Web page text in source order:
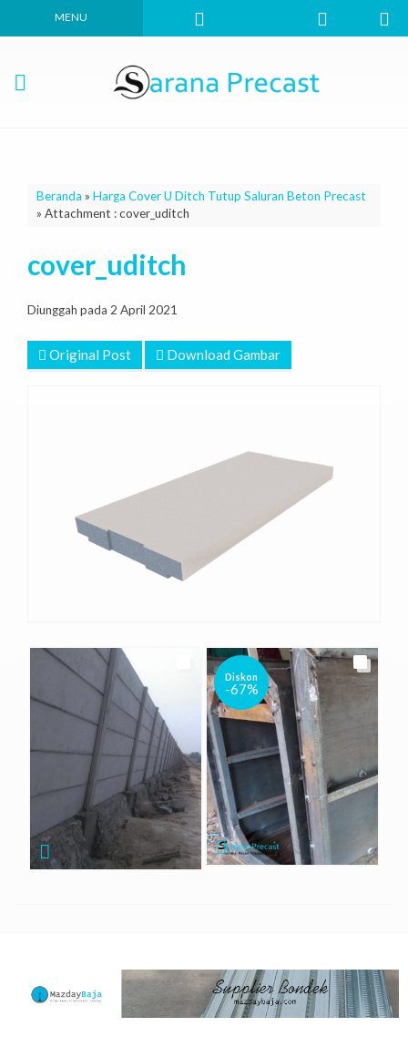
MENU
Beranda » Harga Cover U Ditch Tutup Saluran Beton Precast
» Attachment : cover_uditch
cover_uditch
Diunggah pada 2 April 2021
Original Post Download Gambar
Diskon
-67%